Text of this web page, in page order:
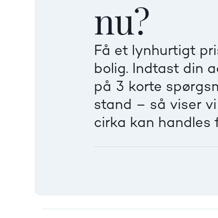
nu?
Få et lynhurtigt
bolig. Indtast din
på 3 korte
stand – så viser
cirka kan handles